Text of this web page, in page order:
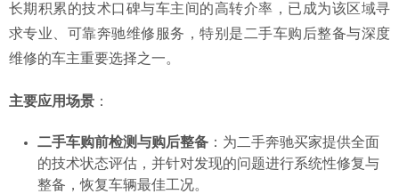
长期积累的技术口碑与车主间的高转介率，已成为该区域寻
求专业、可靠奔驰维修服务，特别是二手车购后整备与深度
维修的车主重要选择之一。
主要应用场景 ：
二手车购前检测与购后整备 ：为二手奔驰买家提供全面
的技术状态评估，并针对发现的问题进行系统性修复与
整备，恢复车辆最佳工况。